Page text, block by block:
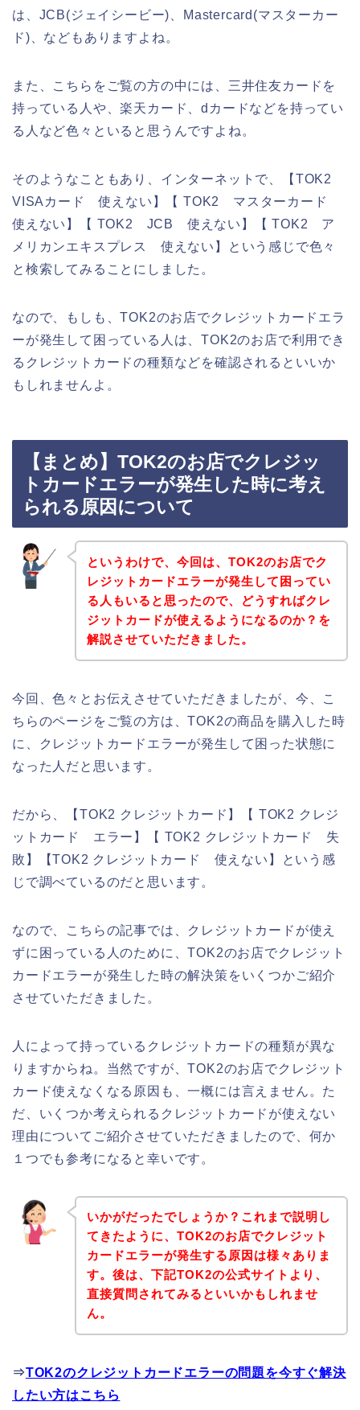
は、JCB(ジェイシービー)、Mastercard(マスターカー
ド)、などもありますよね。
また、こちらをご覧の方の中には、三井住友カードを
持っている人や、楽天カード、dカードなどを持ってい
る人など色々といると思うんですよね。
そのようなこともあり、インターネットで、【TOK2
VISAカード 使えない】【 TOK2 マスターカード
使えない】【 TOK2 JCB 使えない】【 TOK2 ア
メリカンエキスプレス 使えない】という感じで色々
と検索してみることにしました。
なので、もしも、TOK2のお店でクレジットカードエラ
ーが発生して困っている人は、TOK2のお店で利用でき
るクレジットカードの種類などを確認されるといいか
もしれませんよ。
【まとめ】TOK2のお店でクレジッ
トカードエラーが発生した時に考え
られる原因について
というわけで、今回は、TOK2のお店でク
レジットカードエラーが発生して困ってい
る人もいると思ったので、どうすればクレ
ジットカードが使えるようになるのか？を
解説させていただきました。
今回、色々とお伝えさせていただきましたが、今、こ
ちらのページをご覧の方は、TOK2の商品を購入した時
に、クレジットカードエラーが発生して困った状態に
なった人だと思います。
だから、【TOK2 クレジットカード】【 TOK2 クレジ
ットカード エラー】【 TOK2 クレジットカード 失
敗】【TOK2 クレジットカード 使えない】という感
じで調べているのだと思います。
なので、こちらの記事では、クレジットカードが使え
ずに困っている人のために、TOK2のお店でクレジット
カードエラーが発生した時の解決策をいくつかご紹介
させていただきました。
人によって持っているクレジットカードの種類が異な
りますからね。当然ですが、TOK2のお店でクレジット
カード使えなくなる原因も、一概には言えません。た
だ、いくつか考えられるクレジットカードが使えない
理由についてご紹介させていただきましたので、何か
１つでも参考になると幸いです。
いかがだったでしょうか？これまで説明し
てきたように、TOK2のお店でクレジット
カードエラーが発生する原因は様々ありま
す。後は、下記TOK2の公式サイトより、
直接質問されてみるといいかもしれませ
ん。
⇒TOK2のクレジットカードエラーの問題を今すぐ解決
したい方はこちら